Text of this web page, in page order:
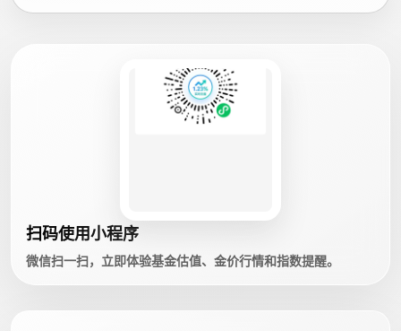
扫码使用小程序
微信扫一扫，立即体验基金估值、金价行情和指数提醒。